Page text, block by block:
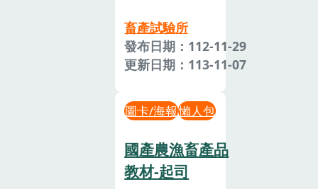
畜產試驗所
發布日期：112-11-29
更新日期：113-11-07
圖卡/海報懶人包
國產農漁畜產品
教材-起司